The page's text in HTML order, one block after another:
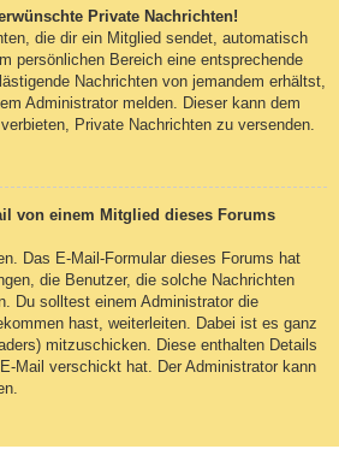
Private Nachrichten!
die dir ein Mitglied sendet, automatisch
persönlichen Bereich eine entsprechende
Nachrichten von jemandem erhältst,
Administrator melden. Dieser kann dem
Private Nachrichten zu versenden.
von einem Mitglied dieses Forums
Das E-Mail-Formular dieses Forums hat
die Benutzer, die solche Nachrichten
Du solltest einem Administrator die
hast, weiterleiten. Dabei ist es ganz
mitzuschicken. Diese enthalten Details
Mail verschickt hat. Der Administrator kann